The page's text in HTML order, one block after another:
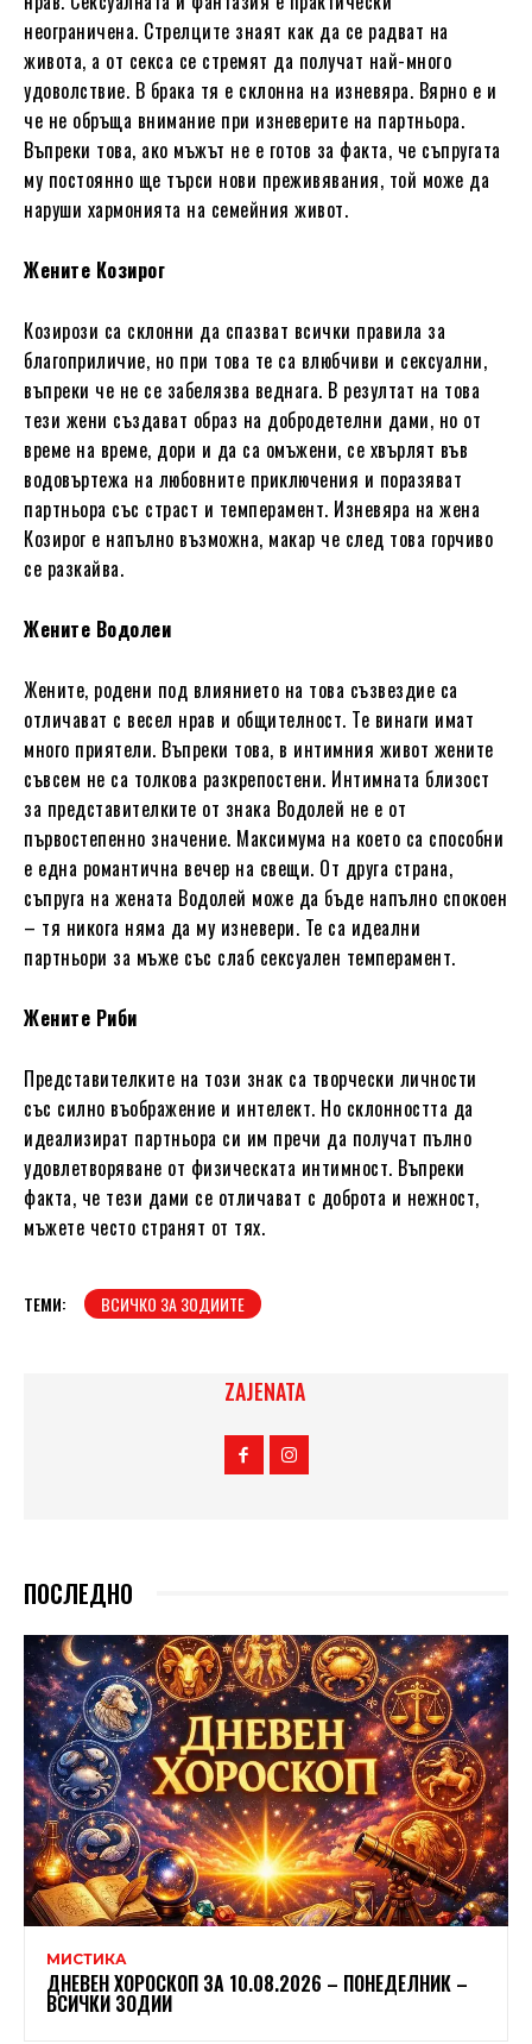
неограничена. Стрелците знаят как да се радват на
живота, а от секса се стремят да получат най-много
удоволствие. В брака тя е склонна на изневяра. Вярно е и
че не обръща внимание при изневерите на партньора.
Въпреки това, ако мъжът не е готов за факта, че съпругата
му постоянно ще търси нови преживявания, той може да
наруши хармонията на семейния живот.
Жените Козирог
Козирози са склонни да спазват всички правила за
благоприличие, но при това те са влюбчиви и сексуални,
въпреки че не се забелязва веднага. В резултат на това
тези жени създават образ на добродетелни дами, но от
време на време, дори и да са омъжени, се хвърлят във
водовъртежа на любовните приключения и поразяват
партньора със страст и темперамент. Изневяра на жена
Козирог е напълно възможна, макар че след това горчиво
се разкайва.
Жените Водолеи
Жените, родени под влиянието на това съзвездие са
отличават с весел нрав и общителност. Те винаги имат
много приятели. Въпреки това, в интимния живот жените
съвсем не са толкова разкрепостени. Интимната близост
за представителките от знака Водолей не е от
първостепенно значение. Максимума на което са способни
е една романтична вечер на свещи. От друга страна,
съпруга на жената Водолей може да бъде напълно спокоен
– тя никога няма да му изневери. Те са идеални
партньори за мъже със слаб сексуален темперамент.
Жените Риби
Представителките на този знак са творчески личности
със силно въображение и интелект. Но склонността да
идеализират партньора си им пречи да получат пълно
удовлетворяване от физическата интимност. Въпреки
факта, че тези дами се отличават с доброта и нежност,
мъжете често странят от тях.
ТЕМИ: ВСИЧКО ЗА ЗОДИИТЕ
ZAJENATA
ПОСЛЕДНО
МИСТИКА
ДНЕВЕН ХОРОСКОП ЗА 10.08.2026 – ПОНЕДЕЛНИК –
ВСИЧКИ ЗОДИИ